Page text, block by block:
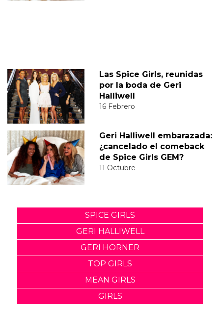
Las Spice Girls, reunidas
por la boda de Geri
Halliwell
16 Febrero
Geri Halliwell embarazada:
¿cancelado el comeback
de Spice Girls GEM?
11 Octubre
SPICE GIRLS
GERI HALLIWELL
GERI HORNER
TOP GIRLS
MEAN GIRLS
GIRLS